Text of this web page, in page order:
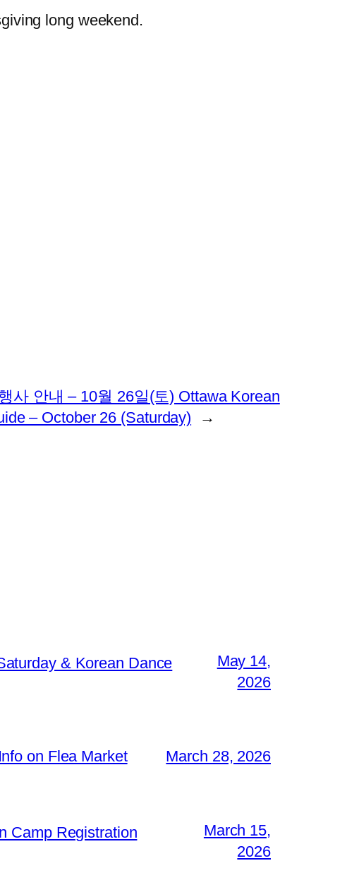
long weekend.
사 안내 – 10월 26일(토) Ottawa Korean
– October 26 (Saturday)
→
& Korean Dance
May 14,
2026
on Flea Market March 28, 2026
Camp Registration
March 15,
2026